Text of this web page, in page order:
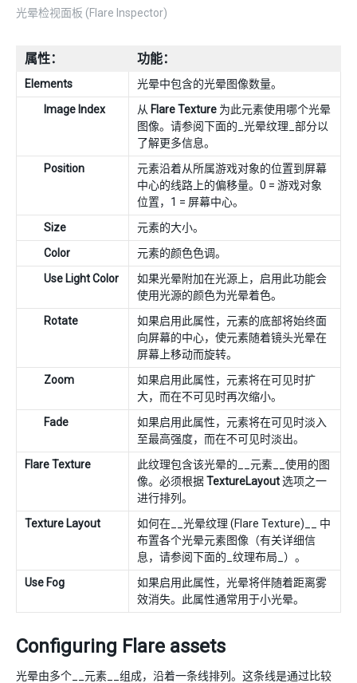
光晕检视面板 (Flare Inspector)
属性： 功能：
Elements
光晕中包含的光晕图像数量。
Image Index
从 Flare Texture 为此元素使用哪个光晕
图像。请参阅下面的_光晕纹理_部分以
了解更多信息。
Position
元素沿着从所属游戏对象的位置到屏幕
中心的线路上的偏移量。0 = 游戏对象
位置，1 = 屏幕中心。
Size
元素的大小。
Color
元素的颜色色调。
Use Light Color
如果光晕附加在光源上，启用此功能会
使用光源的颜色为光晕着色。
Rotate
如果启用此属性，元素的底部将始终面
向屏幕的中心，使元素随着镜头光晕在
屏幕上移动而旋转。
Zoom
如果启用此属性，元素将在可见时扩
大，而在不可见时再次缩小。
Fade
如果启用此属性，元素将在可见时淡入
至最高强度，而在不可见时淡出。
Flare Texture
此纹理包含该光晕的__元素__使用的图
像。必须根据TextureLayout选项之一
进行排列。
Texture Layout
如何在__光晕纹理 (Flare Texture)__ 中
布置各个光晕元素图像（有关详细信
息，请参阅下面的_纹理布局_）。
Use Fog
如果启用此属性，光晕将伴随着距离雾
效消失。此属性通常用于小光晕。
Configuring Flare assets
光晕由多个__元素__组成，沿着一条线排列。这条线是通过比较